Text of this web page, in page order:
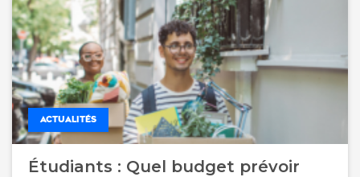
ACTUALITÉS
Étudiants : Quel budget prévoir